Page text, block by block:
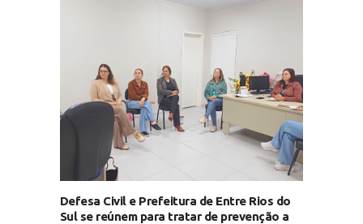
Defesa Civil e Prefeitura de Entre Rios do
Sul se reúnem para tratar de prevenção a